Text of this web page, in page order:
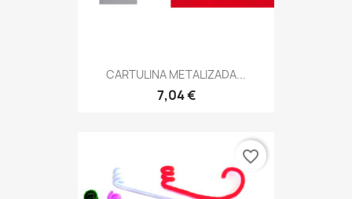
CARTULINA METALIZADA...
7,04 €
favorite_border